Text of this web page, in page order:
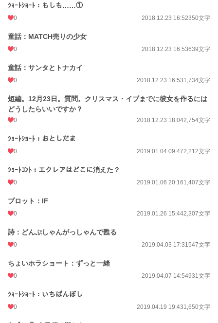
ｼｮｰﾄｼｮｰﾄ：もしも……①
0 2018.12.23 16:52350文字
童話：MATCH売りの少女
0 2018.12.23 16:53639文字
童話：サンタとトナカイ
0 2018.12.23 16:531,734文字
短編。12月23日。質問。クリスマス・イブまでに彼女を作るには
どうしたらいいですか？
0 2018.12.23 18:042,754文字
ｼｮｰﾄｼｮｰﾄ：おとしだま
0 2019.01.04 09:472,212文字
ｼｮｰﾄｺﾝﾄ：エクレアはどこに消えた？
0 2019.01.06 20:161,407文字
プロット：IF
0 2019.01.26 15:442,307文字
詩：どんぷしゃんがっしゃんで甦る
0 2019.04.03 17:31547文字
ちょいホラショート：ずっと一緒
0 2019.04.07 14:54931文字
ｼｮｰﾄｼｮｰﾄ：いちばんぼし
0 2019.04.19 19:431,650文字